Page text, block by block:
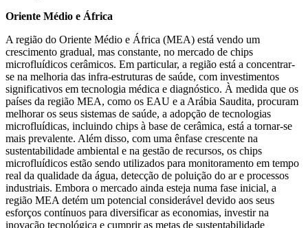
Oriente Médio e África
A região do Oriente Médio e África (MEA) está vendo um
crescimento gradual, mas constante, no mercado de chips
microfluídicos cerâmicos. Em particular, a região está a concentrar-
se na melhoria das infra-estruturas de saúde, com investimentos
significativos em tecnologia médica e diagnóstico. À medida que os
países da região MEA, como os EAU e a Arábia Saudita, procuram
melhorar os seus sistemas de saúde, a adopção de tecnologias
microfluídicas, incluindo chips à base de cerâmica, está a tornar-se
mais prevalente. Além disso, com uma ênfase crescente na
sustentabilidade ambiental e na gestão de recursos, os chips
microfluídicos estão sendo utilizados para monitoramento em tempo
real da qualidade da água, detecção de poluição do ar e processos
industriais. Embora o mercado ainda esteja numa fase inicial, a
região MEA detém um potencial considerável devido aos seus
esforços contínuos para diversificar as economias, investir na
inovação tecnológica e cumprir as metas de sustentabilidade